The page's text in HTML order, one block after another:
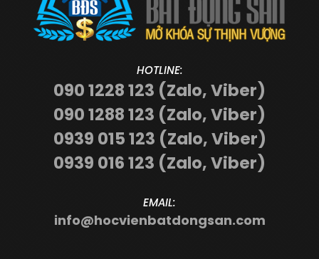
HOTLINE:
090 1228 123 (Zalo, Viber)
090 1288 123 (Zalo, Viber)
0939 015 123 (Zalo, Viber)
0939 016 123 (Zalo, Viber)
EMAIL:
info@hocvienbatdongsan.com